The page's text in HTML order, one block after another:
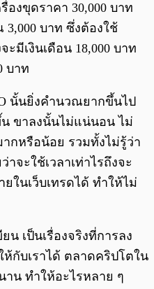
งขุดราคา 30,000 บาท
บาท ซึ่งต้องใช้
ะมีเงินเดือน 18,000 บาท
บาท
นั้นยิ่งคำนวณยากขึ้นไป
ขาลงนั้นไม่แน่นอน ไม่
กหรือน้อย รวมทั้งไม่รู้ว่า
จะใช้เวลาเท่าไรถึงจะ
ในเว็บเทรดได้ ทำให้ไม่
น เป็นเรื่องจริงที่การลง
กับเราได้ ตลาดคริปโตใน
น ทำให้อะไรหลาย ๆ